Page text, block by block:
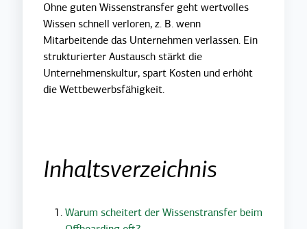
Ohne guten Wissenstransfer geht wertvolles
Wissen schnell verloren, z. B. wenn
Mitarbeitende das Unternehmen verlassen. Ein
strukturierter Austausch stärkt die
Unternehmenskultur, spart Kosten und erhöht
die Wettbewerbsfähigkeit.
Inhaltsverzeichnis
Warum scheitert der Wissenstransfer beim